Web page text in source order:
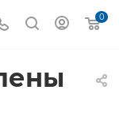
0